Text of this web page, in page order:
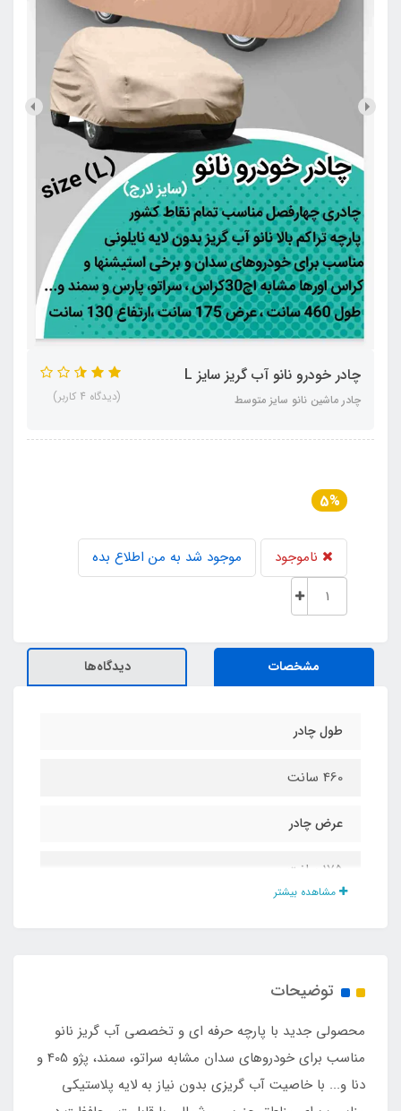
چادر خودرو نانو آب گریز سایز L
چادر ماشین نانو سایز متوسط (دیدگاه 4 کاربر)
5%
ناموجود موجود شد به من اطلاع بده
مشخصات دیدگاه‌ها
طول چادر
460 سانت
عرض چادر
175 سانت
دارد
مشاهده بیشتر
توضیحات
محصولی جدید با پارچه حرفه ای و تخصصی آب گریز نانو
مناسب برای خودروهای سدان مشابه سراتو، سمند، پژو 405 و
دنا و... با خاصیت آب گریزی بدون نیاز به لایه پلاستیکی